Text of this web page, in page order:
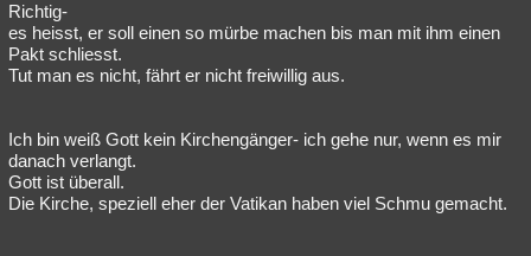
Musik
Übersichten
Lesenswert Schlüsselwörter
Richtig-
es heisst, er soll einen so mürbe machen bis man mit ihm einen
Pakt schliesst.
Tut man es nicht, fährt er nicht freiwillig aus.
Ich bin weiß Gott kein Kirchengänger- ich gehe nur, wenn es mir
danach verlangt.
Gott ist überall.
Die Kirche, speziell eher der Vatikan haben viel Schmu gemacht.